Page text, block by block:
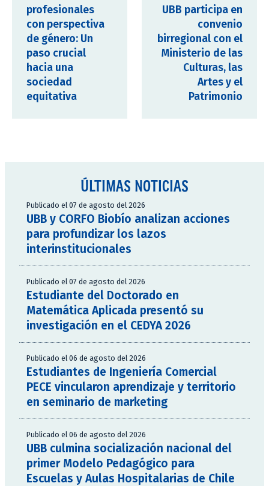
profesionales
con perspectiva
de género: Un
paso crucial
hacia una
sociedad
equitativa
UBB participa en
convenio
birregional con el
Ministerio de las
Culturas, las
Artes y el
Patrimonio
ÚLTIMAS NOTICIAS
Publicado el 07 de agosto del 2026
UBB y CORFO Biobío analizan acciones
para profundizar los lazos
interinstitucionales
Publicado el 07 de agosto del 2026
Estudiante del Doctorado en
Matemática Aplicada presentó su
investigación en el CEDYA 2026
Publicado el 06 de agosto del 2026
Estudiantes de Ingeniería Comercial
PECE vincularon aprendizaje y territorio
en seminario de marketing
Publicado el 06 de agosto del 2026
UBB culmina socialización nacional del
primer Modelo Pedagógico para
Escuelas y Aulas Hospitalarias de Chile